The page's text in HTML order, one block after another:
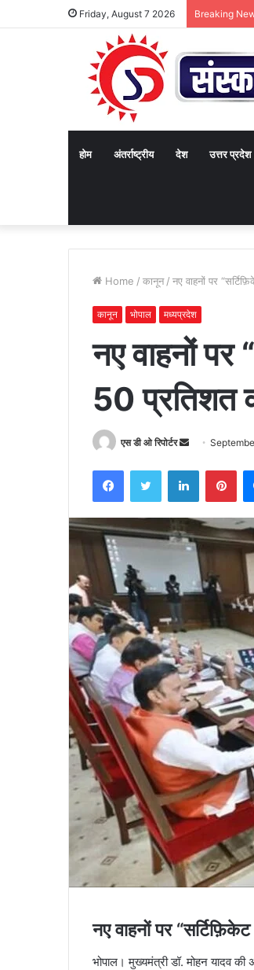
Friday, August 7 2026 Breaking
होम अंतर्राष्ट्रीय देश उत्तर प्रदेश
Home / कानून / नए वाहनों पर
कानून भोपाल मध्यप्रदेश
नए वाहनों
50 प्रतिशत
एस डी ओ रिपोर्टर
Send
FacebookTwitter LinkedIn
नए वाहनों पर
भोपाल। मुख्यमंत्री डॉ. मोहन यादव की